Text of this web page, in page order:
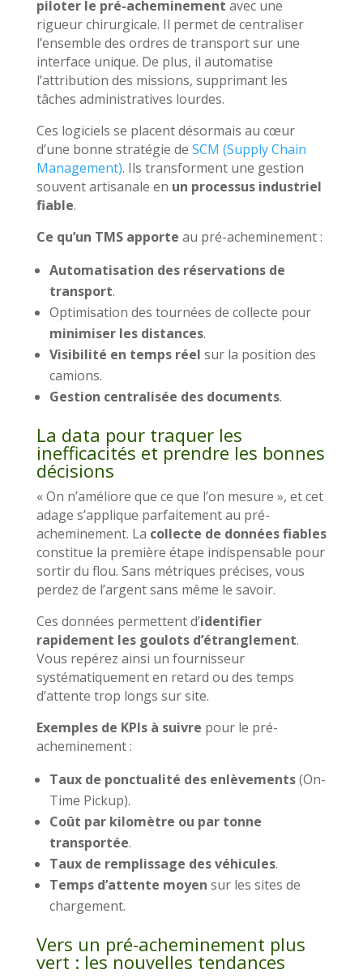
piloter le pré-acheminement avec une
rigueur chirurgicale. Il permet de centraliser
l’ensemble des ordres de transport sur une
interface unique. De plus, il automatise
l’attribution des missions, supprimant les
tâches administratives lourdes.
Ces logiciels se placent désormais au cœur
d’une bonne stratégie de SCM (Supply Chain
Management). Ils transforment une gestion
souvent artisanale en un processus industriel
fiable.
Ce qu’un TMS apporte au pré-acheminement :
Automatisation des réservations de
transport.
Optimisation des tournées de collecte pour
minimiser les distances.
Visibilité en temps réel sur la position des
camions.
Gestion centralisée des documents.
La data pour traquer les
inefficacités et prendre les bonnes
décisions
« On n’améliore que ce que l’on mesure », et cet
adage s’applique parfaitement au pré-
acheminement. La collecte de données fiables
constitue la première étape indispensable pour
sortir du flou. Sans métriques précises, vous
perdez de l’argent sans même le savoir.
Ces données permettent d’identifier
rapidement les goulots d’étranglement.
Vous repérez ainsi un fournisseur
systématiquement en retard ou des temps
d’attente trop longs sur site.
Exemples de KPIs à suivre pour le pré-
acheminement :
Taux de ponctualité des enlèvements(On-
Time Pickup).
Coût par kilomètre ou par tonne
transportée.
Taux de remplissage des véhicules.
Temps d’attente moyen sur les sites de
chargement.
Vers un pré-acheminement plus
vert : les nouvelles tendances